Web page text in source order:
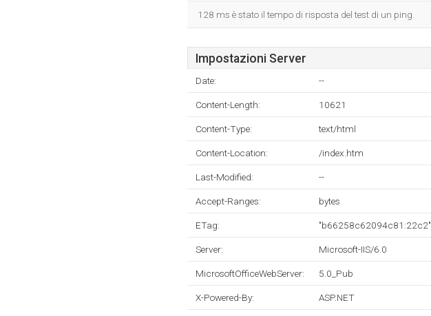
128 ms è stato il tempo di risposta del test di un ping.
Impostazioni Server
Date: --
Content-Length: 10621
Content-Type: text/html
Content-Location: /index.htm
Last-Modified: --
Accept-Ranges: bytes
ETag: "b66258c62094c81:22c2"
Server: Microsoft-IIS/6.0
MicrosoftOfficeWebServer: 5.0_Pub
X-Powered-By: ASP.NET